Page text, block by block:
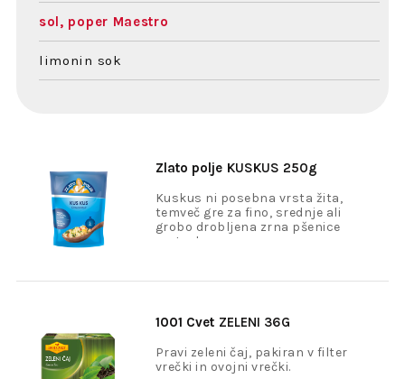
sol, poper Maestro
limonin sok
Zlato polje KUSKUS 250g
Kuskus ni posebna vrsta žita,
temveč gre za fino, srednje ali
grobo drobljena zrna pšenice
vrste durum.
1001 Cvet ZELENI 36G
Pravi zeleni čaj, pakiran v filter
vrečki in ovojni vrečki.